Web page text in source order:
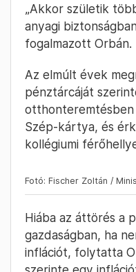
„Akkor születik
anyagi
fogalmazott Orbán.
Az elmúlt évek
pénztárcáját
otthonteremtésben
Szép-kártya, és
kollégiumi